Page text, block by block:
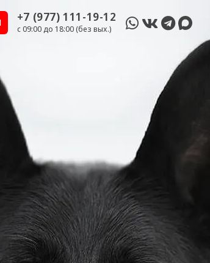
+7 (977) 111-19-12
c 09:00 до 18:00 (без вых.)